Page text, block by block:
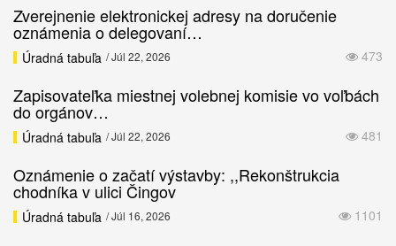
Zverejnenie elektronickej adresy na doručenie
oznámenia o delegovaní…
473
Úradná tabuľa / Júl 22, 2026
Zapisovateľka miestnej volebnej komisie vo voľbách
do orgánov…
481
Úradná tabuľa / Júl 22, 2026
Oznámenie o začatí výstavby: ,,Rekonštrukcia
chodníka v ulici Čingov
1101
Úradná tabuľa / Júl 16, 2026